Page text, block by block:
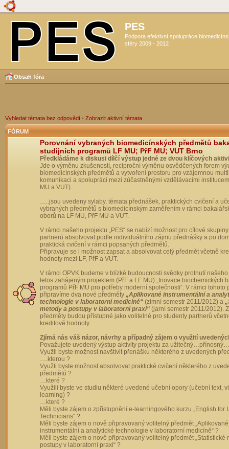
PES
Podpora efektivní spolupráce
sféry 2009 - 2012
Obsah fóra
Vyhledat témata bez odpovědí • Zobrazit aktivní témata
FÓRUM
Porovnání vybraných biomedicínských předmětů
studijních programů LF MU; PřF MU; VUT Brno
Předkládáme k diskusi dílčí výstup jedné ze dvou klíčových
Jde o výměnu zkušeností, reciproční výměnu osvědčených forem
biomedicínských předmětů a vytvoření prostoru pro vzájemnou
komunikaci a spolupráci mezi zúčastněnými vzdělávacími
MU a VUT).
…..jsou uvedeny sylaby, témata přednášek, praktických cvičení a
vybraných předmětů s biomedicínským zaměřením v rámci
oborů na LF MU, PřF MU a VUT.
V rámci našeho projektu „PES“ se nabízí možnost pro cílové
partnerů absolvovat podle individuálního zájmu přednášky a po
praktická cvičení v rámci popsaných předmětů.
Připravuje se i možnost zapsat a absolvovat celý předmět včetně
hodnoty mezi LF, PřF a VUT.
V rámci OPVK budeme v blízké budoucnosti svědky prolnutí
letos zahájeným projektem (PřF a LF MU) „Inovace biochemických
programů PřF MU pro potřeby moderní společnosti“. V rámci tohoto
připravíme dva nové předměty „Aplikované instrumentální a
technologie v laboratorní medicíně“ (zimní semestr 2011/2012) a
metody a postupy v laboratorní praxi“ (jarní semestr 2011/2012).
předměty budou přístupné jako volitelné pro studenty partnerů
kreditové hodnoty.
Zjímá nás váš názor, návrhy a případný zájem o využití
Považujete uvedený výstup aktivity projektu za
Využli byste možnost navštívit přenášku některého z uvedených
….kterou ?
Využli byste možnost absolvovat praktické cvičení některého z
předmětů ?
…které ?
Využili byste ve studiu některé uvedené učební opory (učební text,
learning) ?
…které ?
Měli byste zájem o zpřístupnění e-learningového kurzu „English for
Technicians“ ?
Měli byste zájem o nově připravovaný volitelný předmět „Aplikované
instrumentální a analytické technologie v laboratorní medicíně“ ?
Měli byste zájem o nově připravovaný volitelný předmět „Statistické
postupy v laboratorní praxi“ ?